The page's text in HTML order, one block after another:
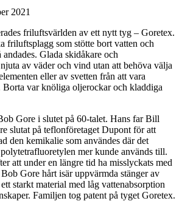
2021
friluftsvärlden av ett nytt tyg – Goretex.
friluftsplagg som stötte bort vatten och
andades. Glada skidåkare och
av väder och vind utan att behöva välja
eller av svetten från att vara
Borta var knöliga oljerockar och kladdiga
Gore i slutet på 60-talet. Hans far Bill
slutat på teflonföretaget Dupont för att
den kemikalie som användes där det
mer kunde används till.
att under en längre tid ha misslyckats med
Gore hårt isär uppvärmda stänger av
starkt material med låg vattenabsorption
Familjen tog patent på tyget Goretex.